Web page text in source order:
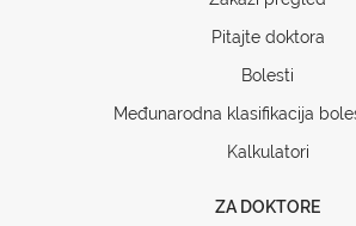
Pitajte doktora
Bolesti
Međunarodna klasifikacija
Kalkulatori
ZA DOKTORE